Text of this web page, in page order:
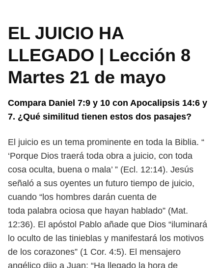
EL JUICIO HA
LLEGADO | Lección 8
Martes 21 de mayo
Compara Daniel 7:9 y 10 con Apocalipsis 14:6 y
7. ¿Qué similitud tienen estos dos pasajes?
El juicio es un tema prominente en toda la Biblia. “
‘Porque Dios traerá toda obra a juicio, con toda
cosa oculta, buena o mala’ ” (Ecl. 12:14). Jesús
señaló a sus oyentes un futuro tiempo de juicio,
cuando “los hombres darán cuenta de
toda palabra ociosa que hayan hablado” (Mat.
12:36). El apóstol Pablo añade que Dios “iluminará
lo oculto de las tinieblas y manifestará los motivos
de los corazones” (1 Cor. 4:5). El mensajero
angélico dijo a Juan: “Ha llegado la hora de